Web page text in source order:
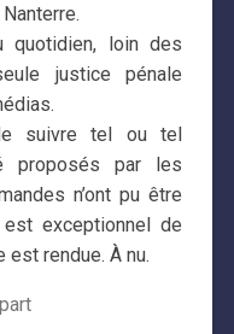
quotidien, loin des
justice pénale
suivre tel ou tel
proposés par les
n’ont pu être
exceptionnel de
est rendue. À nu.